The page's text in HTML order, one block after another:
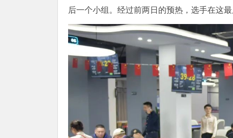
后一个小组。经过前两日的预热，选手在这